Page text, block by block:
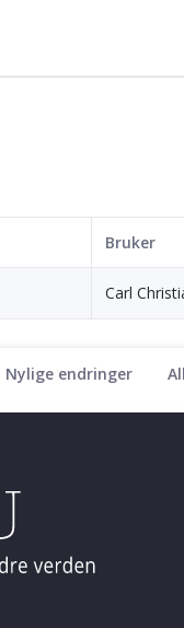
Nylige endringer
Bruker
Carl